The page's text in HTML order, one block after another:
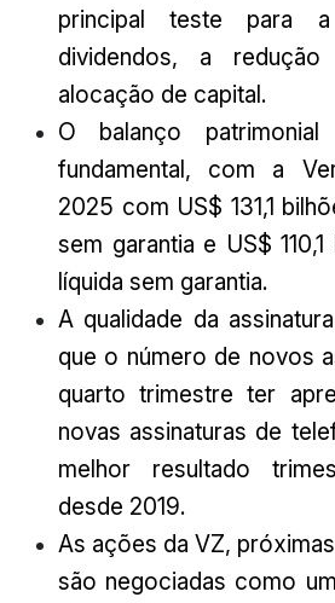
principal teste para
dividendos, a
alocação de capital.
O balanço patrimonial
fundamental, com a
2025 com US$ 131,1
sem garantia e US$
líquida sem garantia.
A qualidade da
que o número de novos
quarto trimestre ter
novas assinaturas de
melhor resultado
desde 2019.
As ações da VZ,
são negociadas como